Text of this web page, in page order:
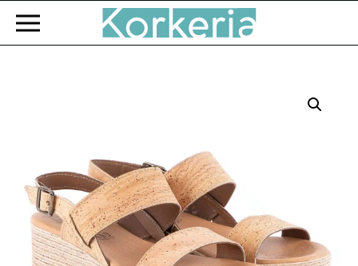
Zum Hauptinhalt springen